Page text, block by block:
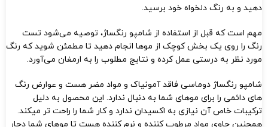
دهید و به رنگ دلخواه خود برسید.
مهم است که قبل از استفاده از شامپو رنگساژ، توصیه می‌شود تست
رنگ را روی یک بخش کوچک از موها انجام دهید تا مطمئن شوید که رنگ
مورد نظر به درستی عمل کرده و نتایج مطلوب را به ارمغان می‌آورد.
شامپو رنگساژ دوماسی فاقد آمونیاک و مواد مضر هست و عوارض رنگ
های دائمی را برای موهای شما به دنبال ندارد. این محصول به دلیل
ترکیبات خاص آن نیازی به اکسیدان ندارد و کار شما را راحت تر میکند.
همچنین حاوی مواد مرطوب کننده و نرم کننده هست تا موهای شما دچار